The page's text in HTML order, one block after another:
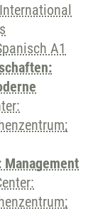
International
A1